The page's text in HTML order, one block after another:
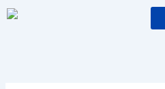
Skip